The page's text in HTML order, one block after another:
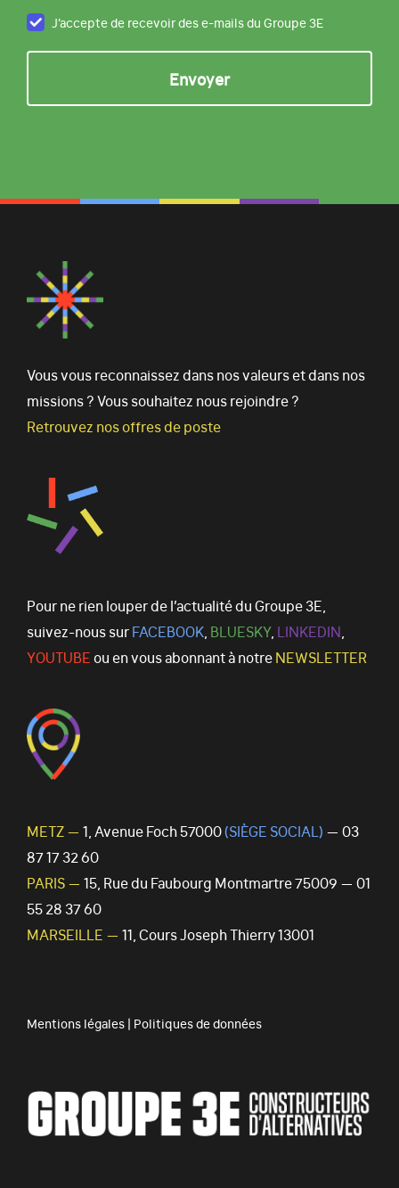
J’accepte de recevoir des e-mails du Groupe 3E
Vous vous reconnaissez dans nos valeurs et dans nos
missions ? Vous souhaitez nous rejoindre ?
Retrouvez nos offres de poste
Pour ne rien louper de l’actualité du Groupe 3E,
suivez-nous surFACEBOOK, BLUESKY, LINKEDIN,
YOUTUBEou en vous abonnant à notreNEWSLETTER
METZ — 1, Avenue Foch 57000(SIÈGE SOCIAL) — 03
87 17 32 60
PARIS — 15, Rue du Faubourg Montmartre 75009 — 01
55 28 37 60
MARSEILLE — 11, Cours Joseph Thierry 13001
Mentions légales| Politiques de données